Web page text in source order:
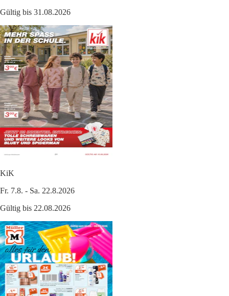
Gültig bis 31.08.2026
KiK
Fr. 7.8. - Sa. 22.8.2026
Gültig bis 22.08.2026